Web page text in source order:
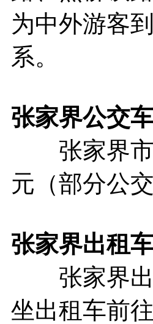
为中外游客
系。
张家界公交
张家界市
元（部分公
张家界出租
张家界出
坐出租车前